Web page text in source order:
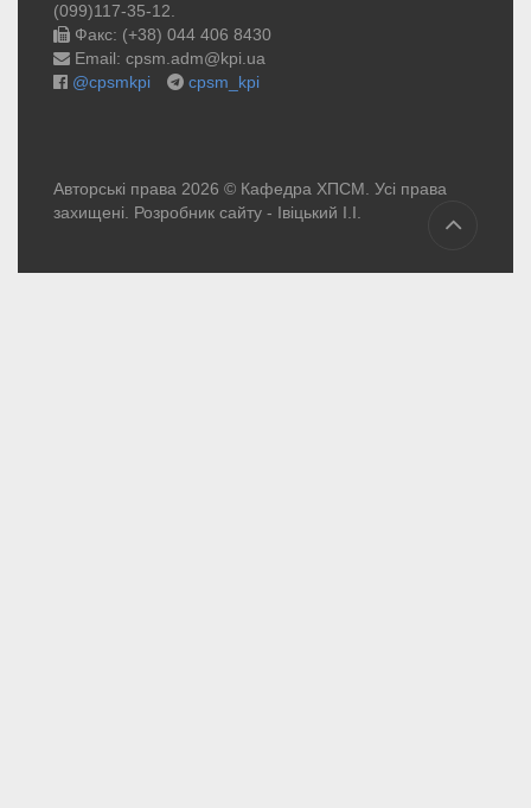
(099)117-35-12.
Факс: (+38) 044 406 8430
Email: cpsm.adm@kpi.ua
@cpsmkpi
cpsm_kpi
Авторські права 2026 © Кафедра ХПСМ. Усі права
захищені. Розробник сайту - Івіцький І.І.